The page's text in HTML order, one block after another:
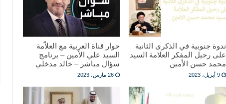
ندوة جنوبية في الذكرى الثانية
على رحيل المفكر العلامة السيد
محمد حسن الأمين
9 أبريل، 2023
حوار قناة العربية مع العلاّمة
السيد علي الأمين – برنامج
سؤال مباشر – خالد مدخلي
26 مارس، 2023